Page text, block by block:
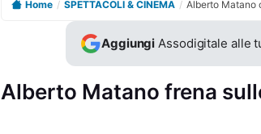
Home / SPETTACOLI & CINEMA /
Aggiungi Assodigitale alle
Alberto Matano frena